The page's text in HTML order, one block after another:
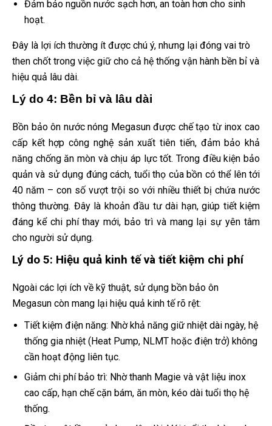
Đảm bảo nguồn nước sạch hơn, an toàn hơn cho sinh
hoạt.
Đây là lợi ích thường ít được chú ý, nhưng lại đóng vai trò
then chốt trong việc giữ cho cả hệ thống vận hành bền bỉ và
hiệu quả lâu dài.
Lý do 4: Bền bỉ và lâu dài
Bồn bảo ôn nước nóng Megasun được chế tạo từ inox cao
cấp kết hợp công nghệ sản xuất tiên tiến, đảm bảo khả
năng chống ăn mòn và chịu áp lực tốt. Trong điều kiện bảo
quản và sử dụng đúng cách, tuổi thọ của bồn có thể lên tới
40 năm – con số vượt trội so với nhiều thiết bị chứa nước
thông thường. Đây là khoản đầu tư dài hạn, giúp tiết kiệm
đáng kể chi phí thay mới, bảo trì và mang lại sự yên tâm
cho người sử dụng.
Lý do 5: Hiệu quả kinh tế và tiết kiệm chi phí
Ngoài các lợi ích về kỹ thuật, sử dụng bồn bảo ôn
Megasun còn mang lại hiệu quả kinh tế rõ rệt:
Tiết kiệm điện năng: Nhờ khả năng giữ nhiệt dài ngày, hệ
thống gia nhiệt (Heat Pump, NLMT hoặc điện trở) không
cần hoạt động liên tục.
Giảm chi phí bảo trì: Nhờ thanh Magie và vật liệu inox
cao cấp, hạn chế cặn bám, ăn mòn, kéo dài tuổi thọ hệ
thống.